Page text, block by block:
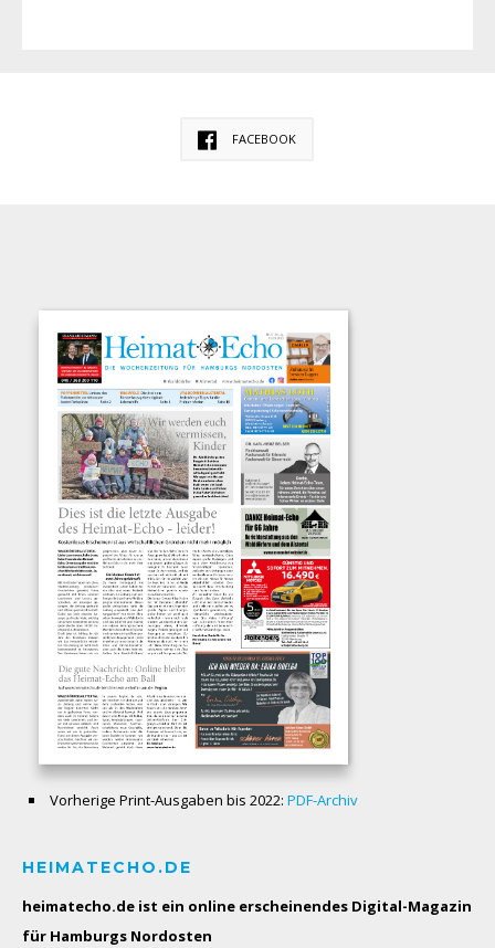
FACEBOOK
Vorherige Print-Ausgaben bis 2022: PDF-Archiv
HEIMATECHO.DE
heimatecho.de ist ein online erscheinendes Digital-Magazin
für Hamburgs Nordosten